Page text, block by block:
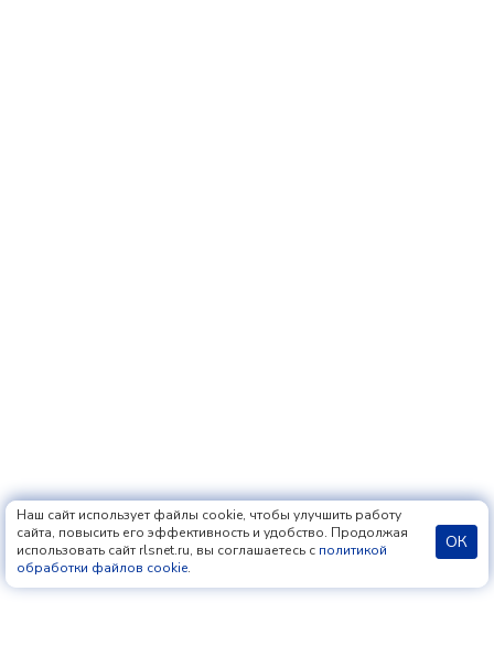
Наш сайт использует файлы cookie, чтобы улучшить работу
сайта, повысить его эффективность и удобство. Продолжая
использовать сайт rlsnet.ru, вы соглашаетесь с политикой
обработки файлов cookie.
ОК